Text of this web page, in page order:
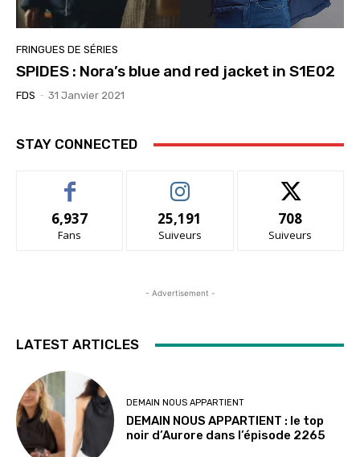
FRINGUES DE SÉRIES
SPIDES : Nora’s blue and red jacket in S1E02
FDS - 31 Janvier 2021
STAY CONNECTED
6,937
Fans
25,191
Suiveurs
708
Suiveurs
- Advertisement -
LATEST ARTICLES
DEMAIN NOUS APPARTIENT
DEMAIN NOUS APPARTIENT : le top
noir d’Aurore dans l’épisode 2265